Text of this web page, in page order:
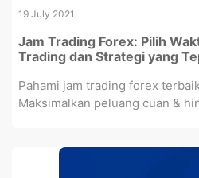
19 July 2021
Jam Trading Forex: Pilih
Trading dan Strategi yang
Pahami jam trading forex
Maksimalkan peluang cuan &